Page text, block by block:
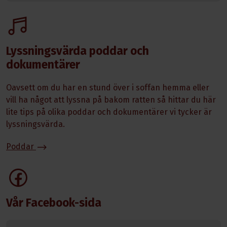
Lyssningsvärda poddar och
dokumentärer
Oavsett om du har en stund över i soffan hemma eller
vill ha något att lyssna på bakom ratten så hittar du här
lite tips på olika poddar och dokumentärer vi tycker är
lyssningsvärda.
Poddar
Vår Facebook-sida